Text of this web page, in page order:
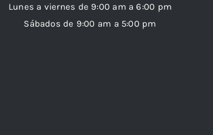
Lunes a viernes de 9:00 am a 6:00 pm
Sábados de 9:00 am a 5:00 pm